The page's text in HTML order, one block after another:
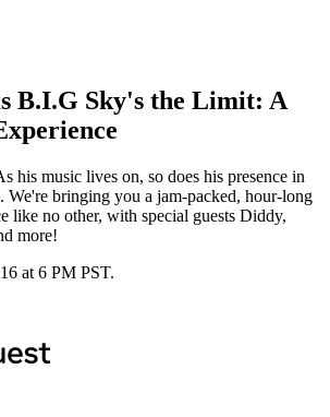
B.I.G Sky's the Limit: A
music lives on, so does his presence in
We're bringing you a jam-packed, hour-long
like no other, with special guests Diddy,
more!
at 6 PM PST.